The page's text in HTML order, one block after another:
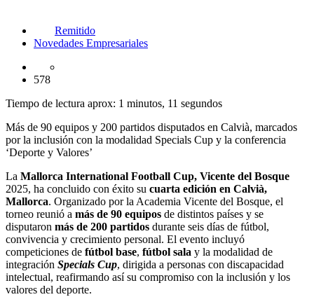
Remitido
Novedades Empresariales
578
Tiempo de lectura aprox: 1 minutos, 11 segundos
Más de 90 equipos y 200 partidos disputados en Calvià, marcados
por la inclusión con la modalidad Specials Cup y la conferencia
‘Deporte y Valores’
La Mallorca International Football Cup, Vicente del Bosque
2025, ha concluido con éxito su cuarta edición en Calvià,
Mallorca. Organizado por la Academia Vicente del Bosque, el
torneo reunió a más de 90 equipos de distintos países y se
disputaron más de 200 partidos durante seis días de fútbol,
convivencia y crecimiento personal. El evento incluyó
competiciones de fútbol base, fútbol sala y la modalidad de
integración Specials Cup, dirigida a personas con discapacidad
intelectual, reafirmando así su compromiso con la inclusión y los
valores del deporte.